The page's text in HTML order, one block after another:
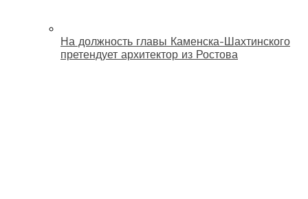
На должность главы Каменска-Шахтинского
претендует архитектор из Ростова